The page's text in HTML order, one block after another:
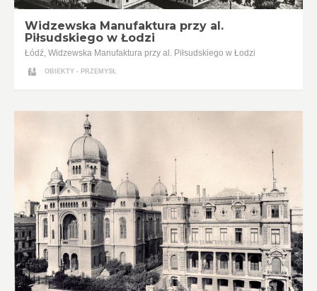
Widzewska Manufaktura przy al.
Piłsudskiego w Łodzi
Łódź, Widzewska Manufaktura przy al. Piłsudskiego w Łodzi
OBIEKTY - PRZEMYSŁ